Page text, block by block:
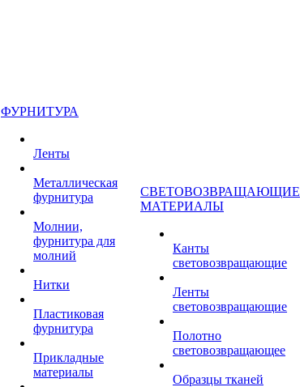
ФУРНИТУРА
Ленты
Металлическая
фурнитура
Молнии,
фурнитура для
молний
Нитки
Пластиковая
фурнитура
Прикладные
материалы
СВЕТОВОЗВРАЩАЮЩИЕ
МАТЕРИАЛЫ
Канты
световозвращающие
Ленты
световозвращающие
Полотно
световозвращающее
Образцы тканей